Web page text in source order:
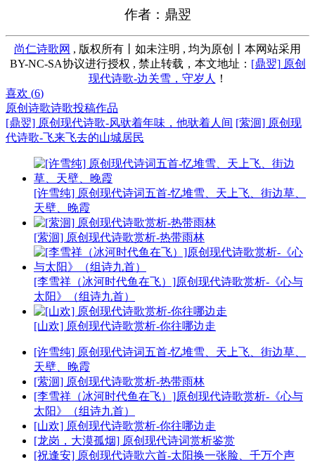
作者：鼎翌
尚仁诗歌网 , 版权所有丨如未注明 , 均为原创丨本网站采用
BY-NC-SA协议进行授权 , 禁止转载，本文地址： [鼎翌] 原创
现代诗歌-边关雪，守岁人
！
喜欢 (6)
原创诗歌诗歌投稿作品
[鼎翌] 原创现代诗歌-风驮着年味，他驮着人间 [萦洄] 原创现
代诗歌-飞来飞去的山城居民
[许雪纯] 原创现代诗词五首-忆堆雪、天上飞、街边草、
天壁、晚霞
[萦洄] 原创现代诗歌赏析-热带雨林
[李雪祥（冰河时代鱼在飞）]原创现代诗歌赏析-《心与
太阳》（组诗九首）
[山欢] 原创现代诗歌赏析-你往哪边走
[许雪纯] 原创现代诗词五首-忆堆雪、天上飞、街边草、
天壁、晚霞
[萦洄] 原创现代诗歌赏析-热带雨林
[李雪祥（冰河时代鱼在飞）]原创现代诗歌赏析-《心与
太阳》（组诗九首）
[山欢] 原创现代诗歌赏析-你往哪边走
[龙岗，大漠孤烟] 原创现代诗词赏析鉴赏
[祝逢安] 原创现代诗歌六首-太阳换一张脸、千万个声